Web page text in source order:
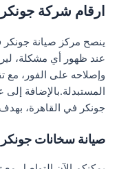
ارقام شركة
ينصح مركز صيانة جونكر
عند ظهور أي مشكلة،
وإصلاحه على الفور،
المستبدلة.بالإضافة
جونكر في القاهرة،
صيانة سخانات